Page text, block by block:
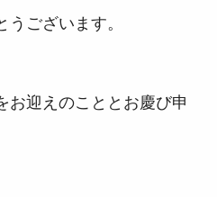
ございます。
お迎えのこととお慶び申